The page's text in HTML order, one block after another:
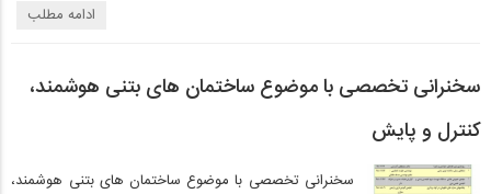
ادامه مطلب
سخنرانی تخصصی با موضوع ساختمان های بتنی هوشمند،
کنترل و پایش
سخنرانی تخصصی با موضوع ساختمان های بتنی هوشمند،